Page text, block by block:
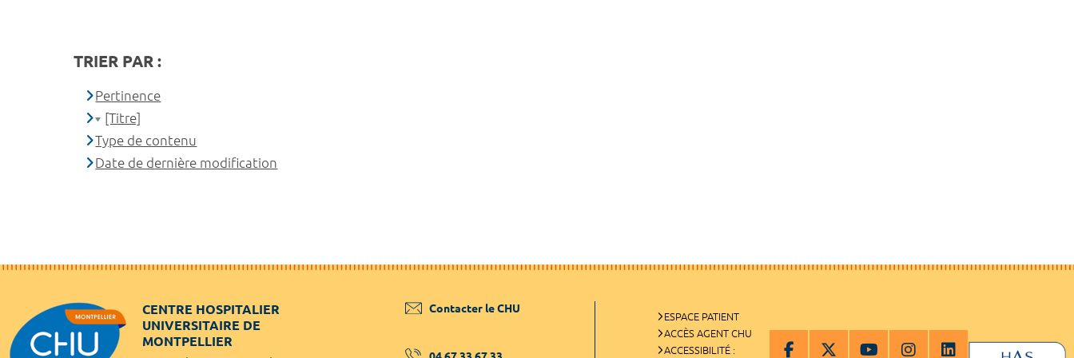
TRIER PAR :
Pertinence
[Titre]
Type de contenu
Date de dernière modification
CENTRE HOSPITALIER
UNIVERSITAIRE DE
MONTPELLIER
Contacter le CHU
ESPACE PATIENT
ACCÈS AGENT CHU
ACCESSIBILITÉ :